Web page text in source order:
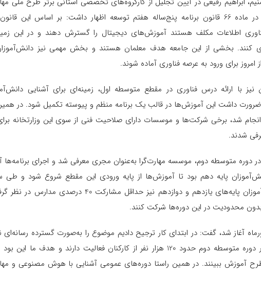
رقومی، با اشاره به تکالیف تعیین‌شده در ماده 66 قانون برنامه پنج‌ساله هفتم توسعه اظهار داشت: بر اساس این
اطلاعات مکلف هستند آموزش‌های دیجیتال را گسترش دهند و در این
کنند. بخشی از این جامعه هدف معلمان هستند و بخش مهمی نیز
امروز برای ورود به عرصه فناوری آماده شوند.
با ارائه درس فناوری در مقطع متوسطه اول، زمینه‌ای برای آشنایی
ضرورت داشت این آموزش‌ها در قالب یک برنامه منظم و پیوسته تکمیل شود. در
انجام شد، برخی شرکت‌ها و موسسات دارای صلاحیت فنی از سوی این وزارتخانه
شدند.
دوره متوسطه دوم، موسسه مهارت‌گرا به‌عنوان مجری معرفی شد و اجرای برنامه‌ها
پایه دهم بود تا آموزش‌ها از پایه ورودی این مقطع شروع شود و طی
تحصیلی تکمیل شود. البته برای دانش‌آموزان پایه‌های یازدهم و دوازدهم نیز حداقل مشارکت 40
محدودیت در این دوره‌ها شرکت کنند.
آغاز شد، گفت: در ابتدای کار ترجیح دادیم موضوع را به‌صورت گسترده رسانه‌ای
ابتدا معلمان با این طرح آشنا شوند. در دوره متوسطه دوم حدود 120 هزار نفر از کارکنان فعالیت دارند و هدف ما
طرح آموزش ببینند. در همین راستا دوره‌های عمومی آشنایی با هوش مصنوعی و